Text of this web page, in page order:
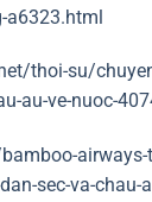
a6323.html
thoi-su/
au-ve-nuoc-
airways-
sec-va-chau-